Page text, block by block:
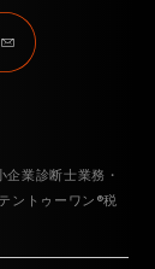
業診断士業務・
テントゥーワン®税